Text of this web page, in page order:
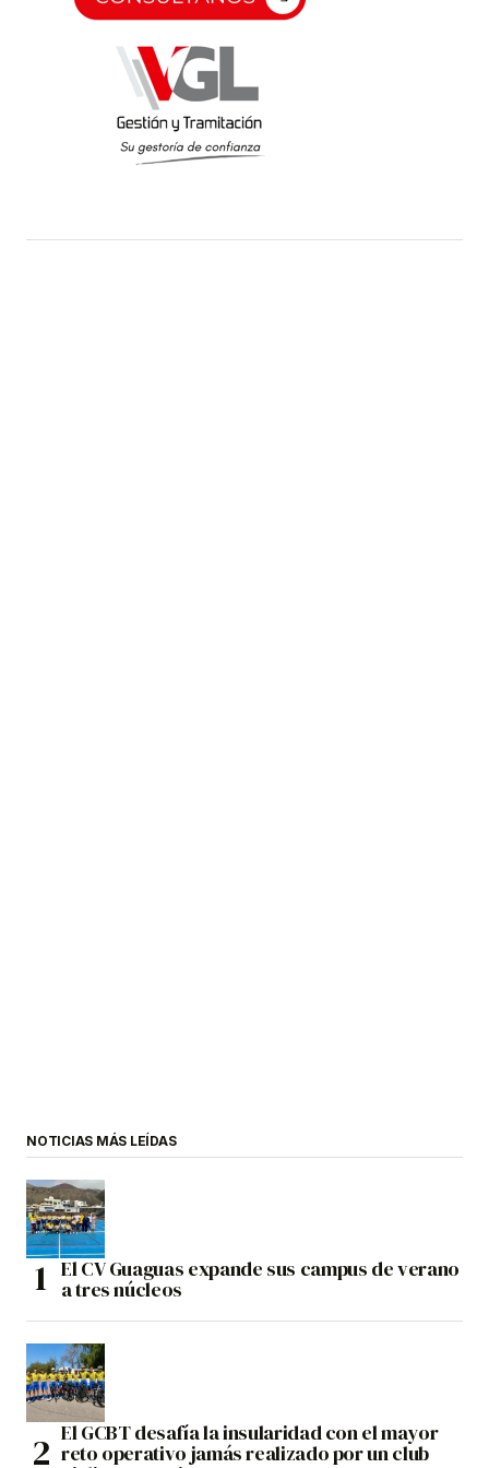
NOTICIAS MÁS LEÍDAS
El CV Guaguas expande sus campus de verano
a tres núcleos
El GCBT desafía la insularidad con el mayor
reto operativo jamás realizado por un club